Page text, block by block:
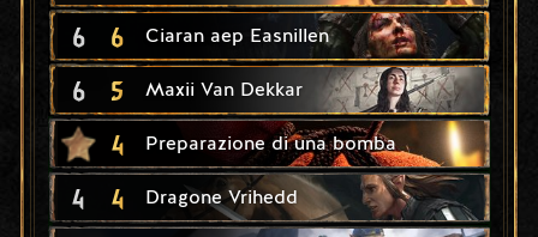
6 6 Ciaran aep Easnillen
6 5 Maxii Van Dekkar
4 Preparazione di una bomba
4 4 Dragone Vrihedd